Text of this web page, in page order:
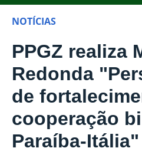
NOTÍCIAS
PPGZ realiza
Redonda
de
cooperação
Paraíba-Itália"